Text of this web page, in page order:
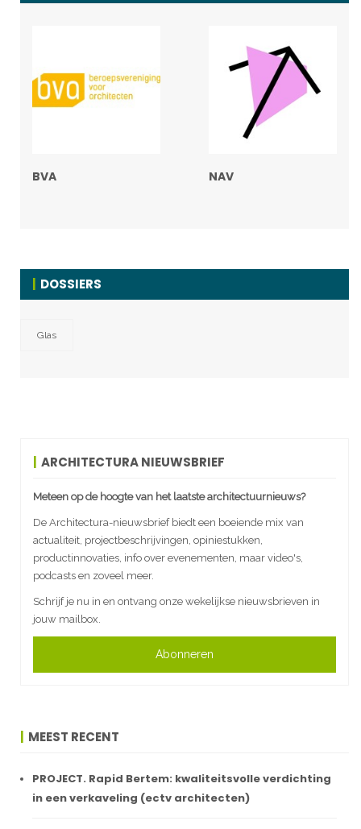
BVA NAV
DOSSIERS
Glas
ARCHITECTURA NIEUWSBRIEF
Meteen op de hoogte van het laatste architectuurnieuws?
De Architectura-nieuwsbrief biedt een boeiende mix van
actualiteit, projectbeschrijvingen, opiniestukken,
productinnovaties, info over evenementen, maar video's,
podcasts en zoveel meer.
Schrijf je nu in en ontvang onze wekelijkse nieuwsbrieven in
jouw mailbox.
Abonneren
MEEST RECENT
PROJECT. Rapid Bertem: kwaliteitsvolle verdichting
in een verkaveling (ectv architecten)